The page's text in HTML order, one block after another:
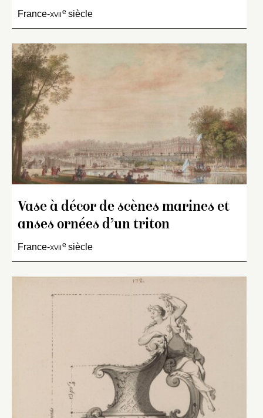
France-xviie siècle
Vase à décor de scènes marines et
anses ornées d’un triton
France-xviie siècle